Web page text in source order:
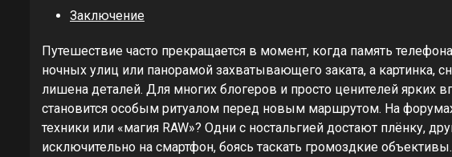
Заключение
Путешествие часто прекращается в момент, когда память
ночных улиц или панорамой захватывающего заката, а картинка,
лишена деталей. Для многих блогеров и просто ценителей ярких
становится особым ритуалом перед новым маршрутом. На
техники или «магия RAW»? Одни с ностальгией достают плёнку,
исключительно на смартфон, боясь таскать громоздкие